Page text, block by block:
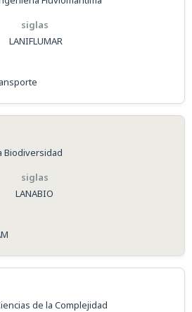
LANIFLUMAR
Biodiversidad
LANABIO
de la Complejidad